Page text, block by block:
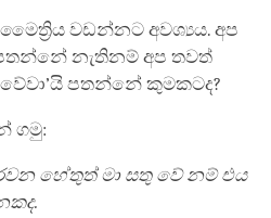
වඩන්නට අවශ්‍යය. අප
නැතිනම් අප තවත්
පතන්නේ කුමකටද?
ගමු:
හේතුත් මා සතු වේ නම් එය